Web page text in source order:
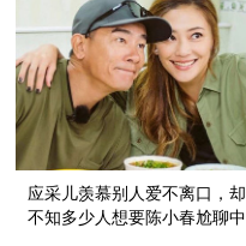
应采儿羡慕别人爱不离口，却
不知多少人想要陈小春尬聊中